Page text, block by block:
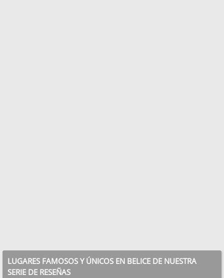
LUGARES FAMOSOS Y ÚNICOS EN BELICE DE NUESTRA
SERIE DE RESEÑAS